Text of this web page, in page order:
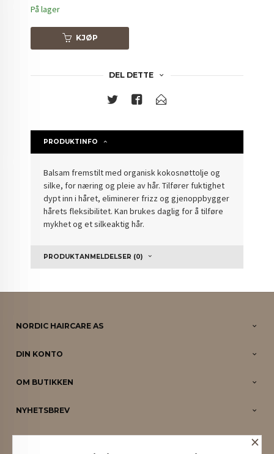
På lager
KJØP
DEL DETTE
PRODUKTINFO
Balsam fremstilt med organisk kokosnøttolje og
silke, for næring og pleie av hår. Tilfører fuktighet
dypt inn i håret, eliminerer frizz og gjenoppbygger
hårets fleksibilitet. Kan brukes daglig for å tilføre
mykhet og et silkeaktig hår.
PRODUKTANMELDELSER (0)
NORDIC HAIRCARE AS
DIN KONTO
OM BUTIKKEN
NYHETSBREV
PARTNERE ×